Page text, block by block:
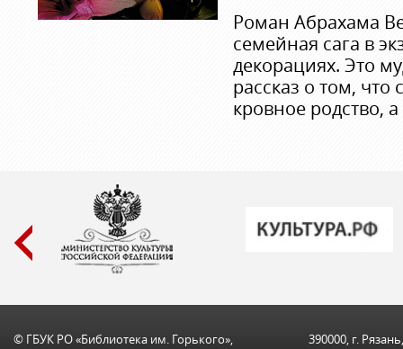
Роман Абрахама
семейная сага в
декорациях. Это
рассказ о том, что
кровное родство,
© ГБУК РО «Библиотека им. Горького»,
390000, г. Рязань,